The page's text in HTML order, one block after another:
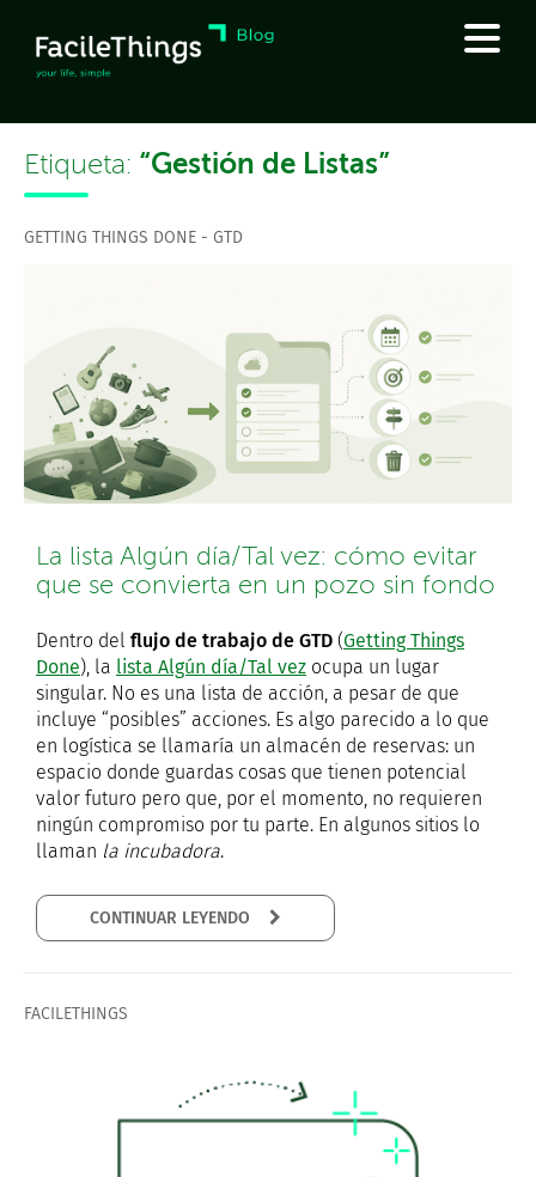
Etiqueta: “Gestión de Listas”
GETTING THINGS DONE - GTD
La lista Algún día/Tal vez: cómo evitar
que se convierta en un pozo sin fondo
Dentro del flujo de trabajo de GTD (Getting Things
Done), la lista Algún día/Tal vez ocupa un lugar
singular. No es una lista de acción, a pesar de que
incluye “posibles” acciones. Es algo parecido a lo que
en logística se llamaría un almacén de reservas: un
espacio donde guardas cosas que tienen potencial
valor futuro pero que, por el momento, no requieren
ningún compromiso por tu parte. En algunos sitios lo
llaman la incubadora.
FACILETHINGS